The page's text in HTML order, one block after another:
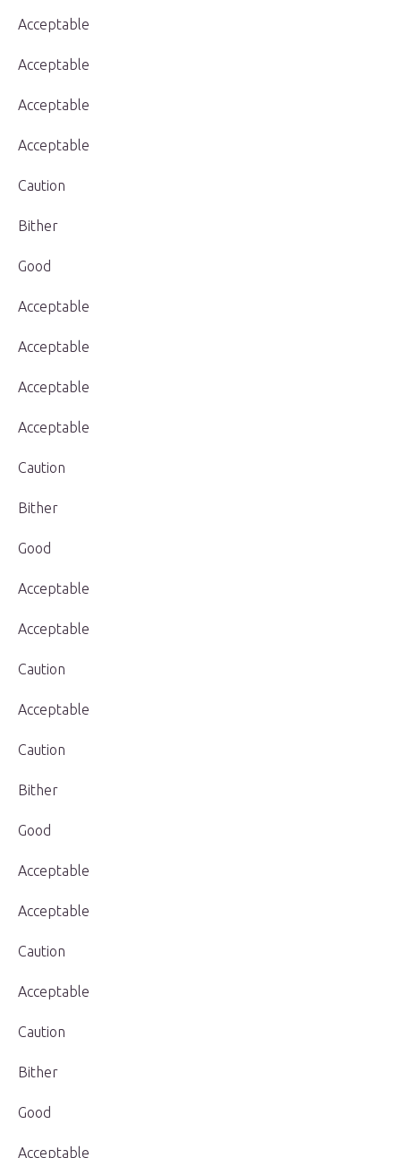
Acceptable
Acceptable
Acceptable
Acceptable
Caution
Bither
Good
Acceptable
Acceptable
Acceptable
Acceptable
Caution
Bither
Good
Acceptable
Acceptable
Caution
Acceptable
Caution
Bither
Good
Acceptable
Acceptable
Caution
Acceptable
Caution
Bither
Good
Acceptable